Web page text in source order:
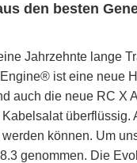
den besten
Jahrzehnte lange
ist eine neue
auch die neue RC X
überflüssig.
können. Um
genommen. Die